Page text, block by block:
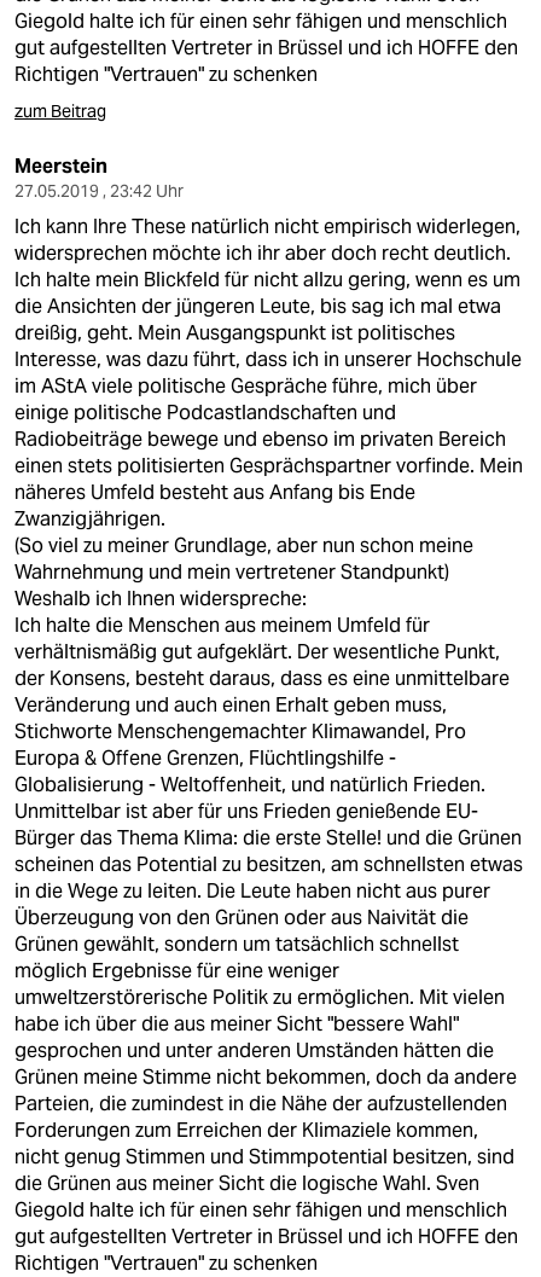
Giegold halte ich für einen sehr fähigen und menschlich
gut aufgestellten Vertreter in Brüssel und ich HOFFE den
Richtigen "Vertrauen" zu schenken
zum Beitrag
Meerstein
27.05.2019 , 23:42 Uhr
Ich kann Ihre These natürlich nicht empirisch widerlegen,
widersprechen möchte ich ihr aber doch recht deutlich.
Ich halte mein Blickfeld für nicht allzu gering, wenn es um
die Ansichten der jüngeren Leute, bis sag ich mal etwa
dreißig, geht. Mein Ausgangspunkt ist politisches
Interesse, was dazu führt, dass ich in unserer Hochschule
im AStA viele politische Gespräche führe, mich über
einige politische Podcastlandschaften und
Radiobeiträge bewege und ebenso im privaten Bereich
einen stets politisierten Gesprächspartner vorfinde. Mein
näheres Umfeld besteht aus Anfang bis Ende
Zwanzigjährigen.
(So viel zu meiner Grundlage, aber nun schon meine
Wahrnehmung und mein vertretener Standpunkt)
Weshalb ich Ihnen widerspreche:
Ich halte die Menschen aus meinem Umfeld für
verhältnismäßig gut aufgeklärt. Der wesentliche Punkt,
der Konsens, besteht daraus, dass es eine unmittelbare
Veränderung und auch einen Erhalt geben muss,
Stichworte Menschengemachter Klimawandel, Pro
Europa & Offene Grenzen, Flüchtlingshilfe -
Globalisierung - Weltoffenheit, und natürlich Frieden.
Unmittelbar ist aber für uns Frieden genießende EU-
Bürger das Thema Klima: die erste Stelle! und die Grünen
scheinen das Potential zu besitzen, am schnellsten etwas
in die Wege zu leiten. Die Leute haben nicht aus purer
Überzeugung von den Grünen oder aus Naivität die
Grünen gewählt, sondern um tatsächlich schnellst
möglich Ergebnisse für eine weniger
umweltzerstörerische Politik zu ermöglichen. Mit vielen
habe ich über die aus meiner Sicht "bessere Wahl"
gesprochen und unter anderen Umständen hätten die
Grünen meine Stimme nicht bekommen, doch da andere
Parteien, die zumindest in die Nähe der aufzustellenden
Forderungen zum Erreichen der Klimaziele kommen,
nicht genug Stimmen und Stimmpotential besitzen, sind
die Grünen aus meiner Sicht die logische Wahl. Sven
Giegold halte ich für einen sehr fähigen und menschlich
gut aufgestellten Vertreter in Brüssel und ich HOFFE den
Richtigen "Vertrauen" zu schenken